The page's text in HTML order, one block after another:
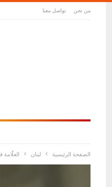
من نحن تواصل معنا
الصفحة الرئيسية لبنان